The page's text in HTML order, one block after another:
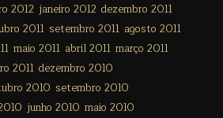
2012 janeiro 2012 dezembro 2011
2011 setembro 2011 agosto 2011
maio 2011 abril 2011 março 2011
2011 dezembro 2010
2010 setembro 2010
junho 2010 maio 2010